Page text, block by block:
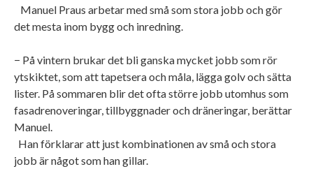
Manuel Praus arbetar med små som stora jobb och gör
det mesta inom bygg och inredning.
− På vintern brukar det bli ganska mycket jobb som rör
ytskiktet, som att tapetsera och måla, lägga golv och sätta
lister. På sommaren blir det ofta större jobb utomhus som
fasadrenoveringar, tillbyggnader och dräneringar, berättar
Manuel.
Han förklarar att just kombinationen av små och stora
jobb är något som han gillar.